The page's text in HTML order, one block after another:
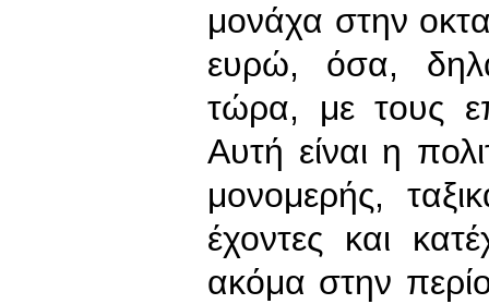
μονάχα στην
ευρώ, όσα,
τώρα, με τους
Αυτή είναι η
μονομερής,
έχοντες και
ακόμα στην